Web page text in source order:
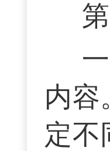
内容
定不